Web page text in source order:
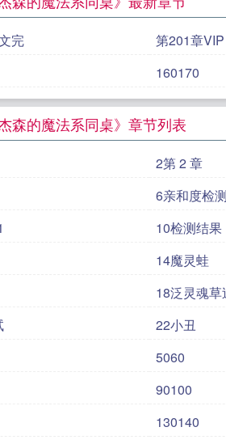
完 第201章VIP
160170
森的魔法系同桌》章节列表
2第 2 章
6亲和度检
10检测结果
14魔灵蛙
18泛灵魂草
22小丑
5060
90100
130140